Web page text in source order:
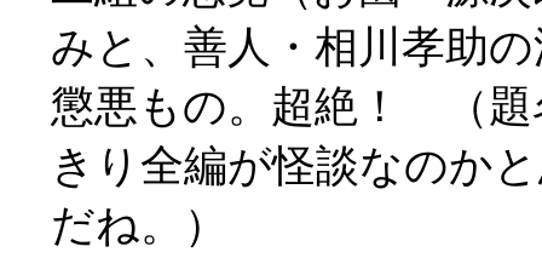
みと、善人・相川孝助
懲悪もの。超絶！ （題
きり全編が怪談なのか
だね。）